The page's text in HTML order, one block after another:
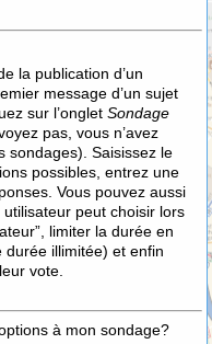
la publication d’un
message d’un sujet
sur l’onglet Sondage
pas, vous n’avez
sondages). Saisissez le
possibles, entrez une
Vous pouvez aussi
peut choisir lors
limiter la durée en
durée illimitée) et enfin
vote.
à mon sondage?